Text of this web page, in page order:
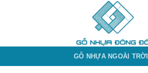
GỖ NHỰA NGOÀI TRỜI